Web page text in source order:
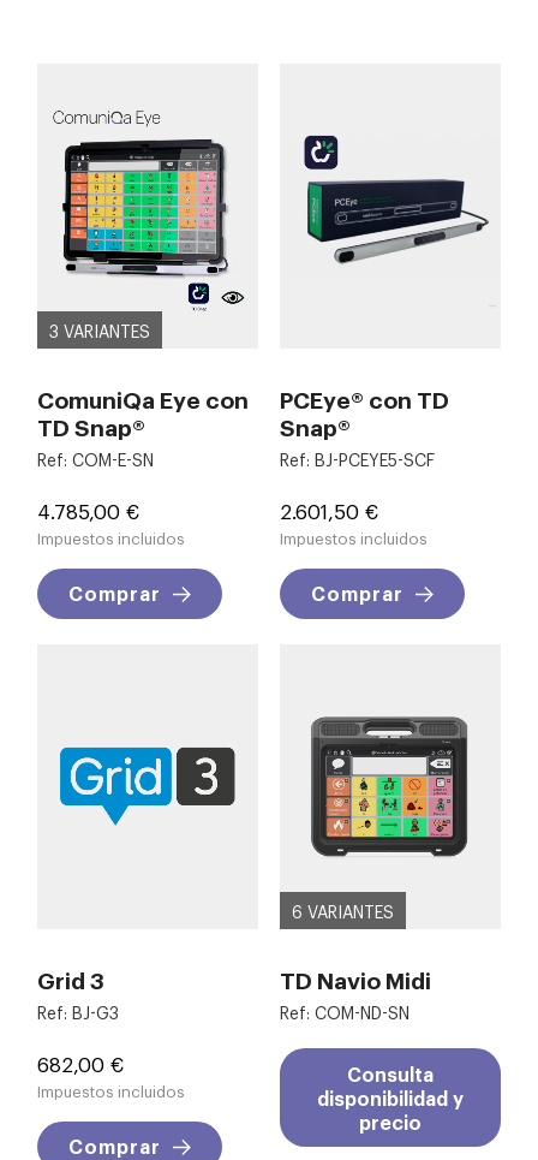
3 VARIANTES
ComuniQa Eye con
TD Snap®
Ref: COM-E-SN
Precio
4.785,00 €
Impuestos incluidos
Comprar
PCEye® con TD
Snap®
Ref: BJ-PCEYE5-SCF
Precio
2.601,50 €
Impuestos incluidos
Comprar
Grid 3
Ref: BJ-G3
Precio
682,00 €
Impuestos incluidos
Comprar
6 VARIANTES
TD Navio Midi
Ref: COM-ND-SN
Consulta
disponibilidad y
precio